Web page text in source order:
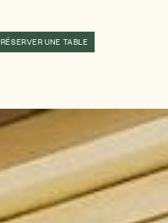
RÉSERVER UNE TABLE